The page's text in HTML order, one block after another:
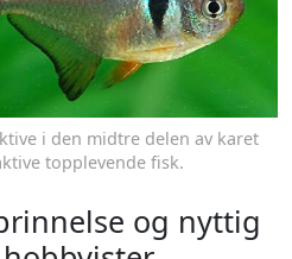
i den midtre delen av karet
topplevende fisk.
og nyttig